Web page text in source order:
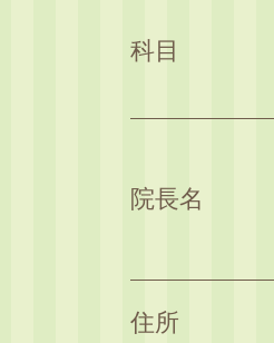
科目
院長名
住所